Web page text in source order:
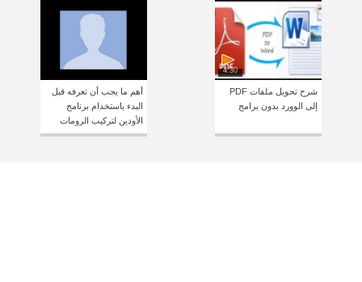
4:30
شرح تحويل ملفات PDF
إلى الوورد بدون برامج
أهم ما يجب أن تعرفه قبل
البدء باستخدام برنامج
الأودين لتركيب الرومات